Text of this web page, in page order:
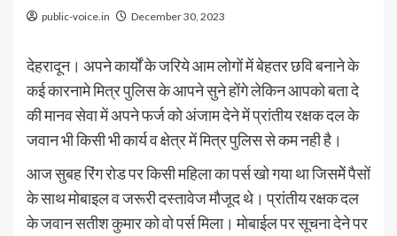
public-voice.in December 30, 2023
देहरादून। अपने कार्यों के जरिये आम लोगों में बेहतर छवि बनाने के
कई कारनामे मित्र पुलिस के आपने सुने होंगे लेकिन आपको बता दे
की मानव सेवा में अपने फर्ज को अंजाम देने में प्रांतीय रक्षक दल के
जवान भी किसी भी कार्य व क्षेत्र में मित्र पुलिस से कम नही है।
आज सुबह रिंग रोड पर किसी महिला का पर्स खो गया था जिसमेें पैसों
के साथ मोबाइल व जरूरी दस्तावेज मौजूद थे। प्रांतीय रक्षक दल
के जवान सतीश कुमार को वो पर्स मिला। मोबाईल पर सूचना देने पर